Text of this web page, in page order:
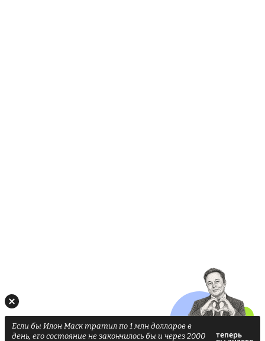
Если бы Илон Маск тратил по 1 млн долларов в
день, его состояние не закончилось бы и через 2000